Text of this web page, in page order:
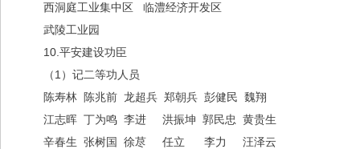
西洞庭工业集中区 临澧经济开发区
武陵工业园
10.平安建设功臣
（1）记二等功人员
陈寿林 陈兆前 龙超兵 郑朝兵 彭健民 魏翔
江志晖 丁为鸣 李进 洪振坤 郭民忠 黄贵生
辛春生 张树国 徐荩 任立 李力 汪泽云